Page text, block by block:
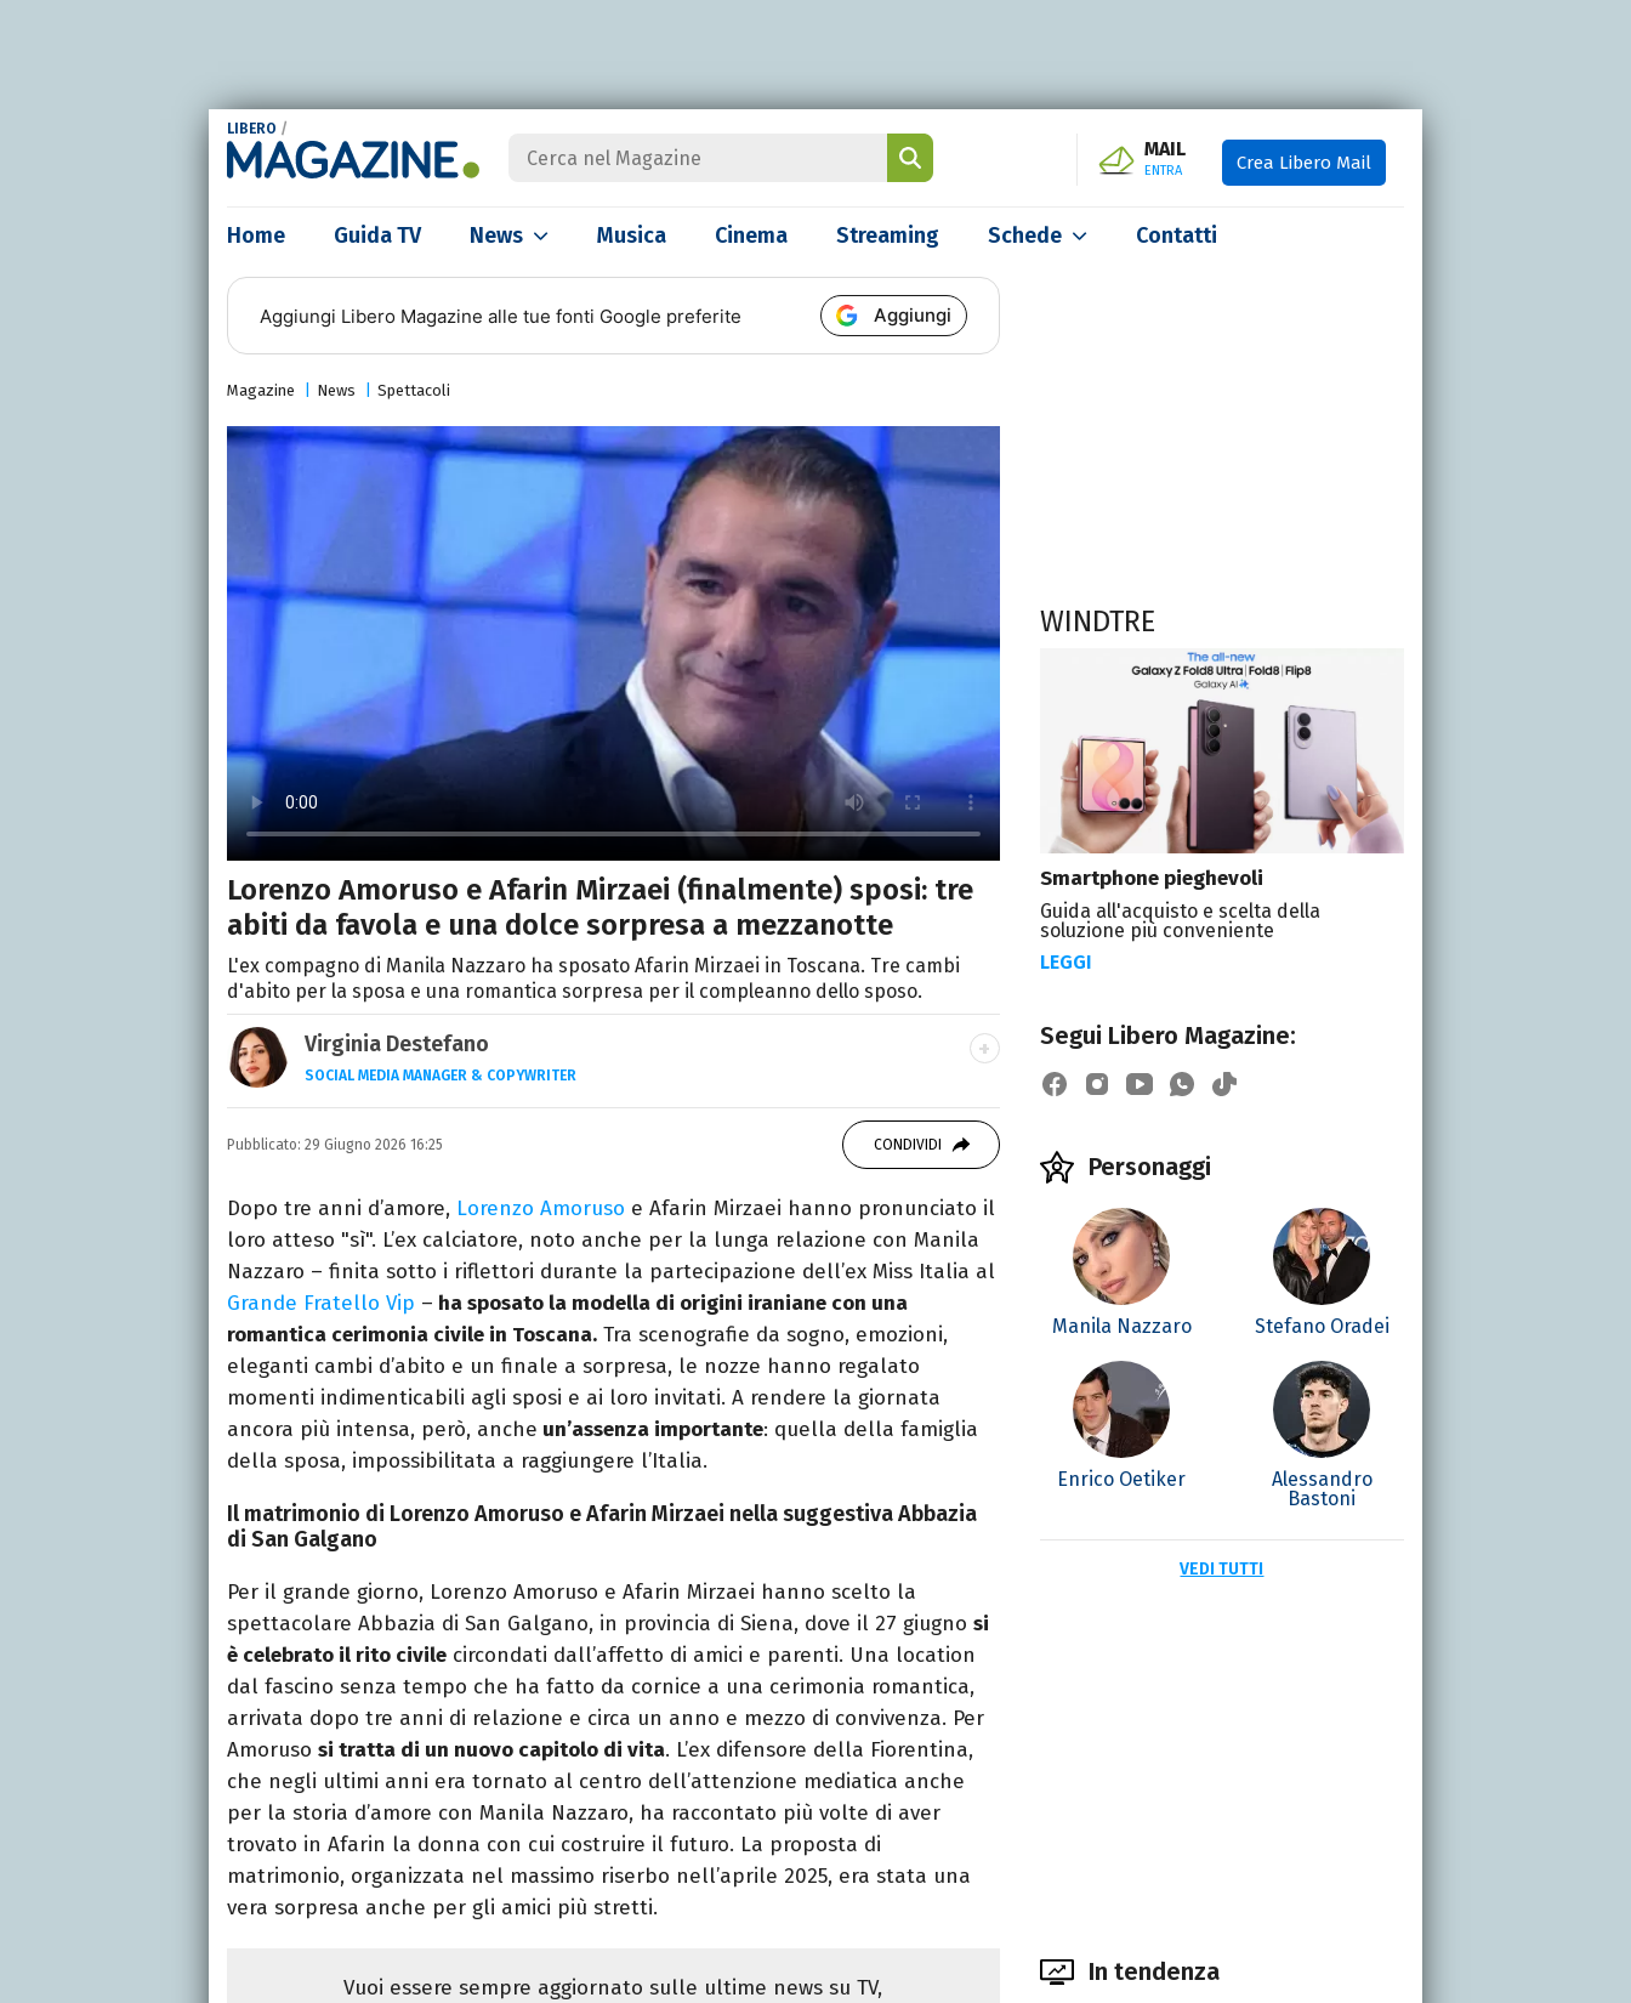
LIBERO /
MAIL
ENTRA Crea Libero Mail
Home Guida TV News Musica Cinema Streaming Schede Contatti
Aggiungi Libero Magazine alle tue fonti Google preferite Aggiungi
Magazine News Spettacoli
Lorenzo Amoruso e Afarin Mirzaei (finalmente) sposi: tre
abiti da favola e una dolce sorpresa a mezzanotte
L'ex compagno di Manila Nazzaro ha sposato Afarin Mirzaei in Toscana. Tre cambi
d'abito per la sposa e una romantica sorpresa per il compleanno dello sposo.
Virginia Destefano
SOCIAL MEDIA MANAGER & COPYWRITER
Una passione smisurata per le serie TV. Laurea in Cinema, Televisione
e New Media, videomaking e scrittura sono il mio passatempo
Pubblicato: 29 Giugno 2026 16:25 CONDIVIDI
Dopo tre anni d’amore, Lorenzo Amoruso e Afarin Mirzaei hanno pronunciato il
loro atteso "sì". L’ex calciatore, noto anche per la lunga relazione con Manila
Nazzaro – finita sotto i riflettori durante la partecipazione dell’ex Miss Italia al
Grande Fratello Vip – ha sposato la modella di origini iraniane con una
romantica cerimonia civile in Toscana. Tra scenografie da sogno, emozioni,
eleganti cambi d’abito e un finale a sorpresa, le nozze hanno regalato
momenti indimenticabili agli sposi e ai loro invitati. A rendere la giornata
ancora più intensa, però, anche un’assenza importante: quella della famiglia
della sposa, impossibilitata a raggiungere l’Italia.
Il matrimonio di Lorenzo Amoruso e Afarin Mirzaei nella suggestiva Abbazia
di San Galgano
Per il grande giorno, Lorenzo Amoruso e Afarin Mirzaei hanno scelto la
spettacolare Abbazia di San Galgano, in provincia di Siena, dove il 27 giugno si
è celebrato il rito civile circondati dall’affetto di amici e parenti. Una location
dal fascino senza tempo che ha fatto da cornice a una cerimonia romantica,
arrivata dopo tre anni di relazione e circa un anno e mezzo di convivenza. Per
Amoruso si tratta di un nuovo capitolo di vita. L’ex difensore della Fiorentina,
che negli ultimi anni era tornato al centro dell’attenzione mediatica anche
per la storia d’amore con Manila Nazzaro, ha raccontato più volte di aver
trovato in Afarin la donna con cui costruire il futuro. La proposta di
matrimonio, organizzata nel massimo riserbo nell’aprile 2025, era stata una
vera sorpresa anche per gli amici più stretti.
Vuoi essere sempre aggiornato sulle ultime news su TV,
WINDTRE
Smartphone pieghevoli
Guida all'acquisto e scelta della
soluzione più conveniente
LEGGI
Segui Libero Magazine:
Personaggi
Manila Nazzaro Stefano Oradei
Enrico Oetiker
Alessandro
Bastoni
VEDI TUTTI
In tendenza